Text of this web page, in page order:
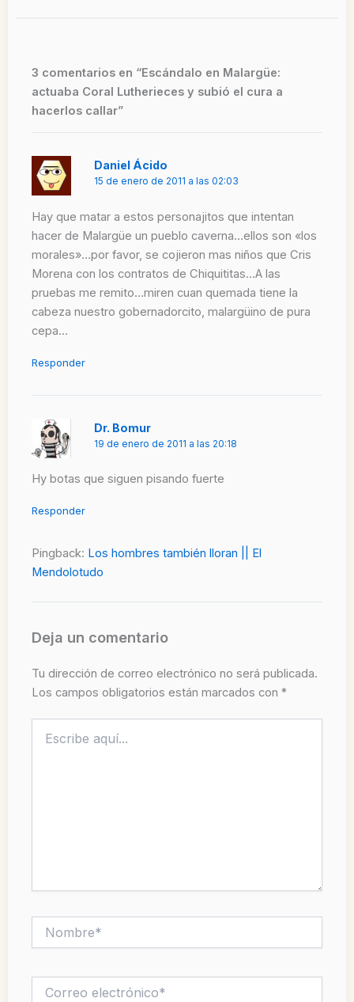
3 comentarios en “Escándalo en Malargüe:
actuaba Coral Lutherieces y subió el cura a
hacerlos callar”
Daniel Ácido
15 de enero de 2011 a las 02:03
Hay que matar a estos personajitos que intentan
hacer de Malargüe un pueblo caverna…ellos son «los
morales»…por favor, se cojieron mas niños que Cris
Morena con los contratos de Chiquititas…A las
pruebas me remito…miren cuan quemada tiene la
cabeza nuestro gobernadorcito, malargüino de pura
cepa…
Responder
Dr. Bomur
19 de enero de 2011 a las 20:18
Hy botas que siguen pisando fuerte
Responder
Pingback: Los hombres también lloran || El
Mendolotudo
Deja un comentario
Tu dirección de correo electrónico no será publicada.
Los campos obligatorios están marcados con *
aquí...
electrónico*